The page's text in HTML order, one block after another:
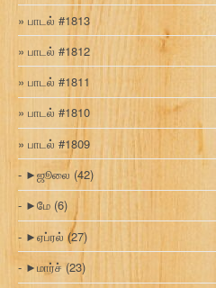
பாடல் #1813
பாடல் #1812
பாடல் #1811
பாடல் #1810
பாடல் #1809
►ஜூலை (42)
►மே (6)
►ஏப்ரல் (27)
►மார்ச்(23)